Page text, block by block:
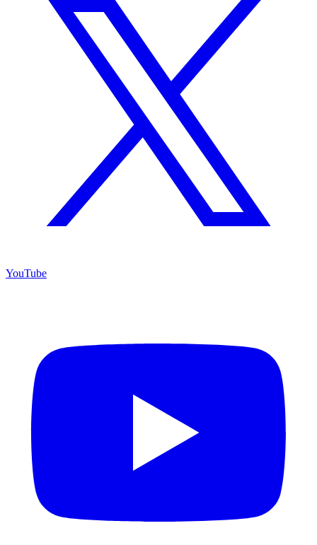
YouTube